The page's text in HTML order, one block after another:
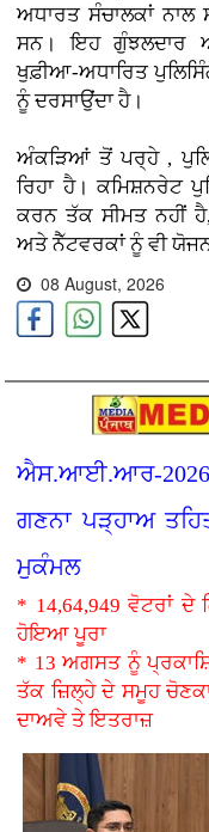
ਅਧਾਰਤ ਸੰਚਾਲਕਾਂ ਨਾਲ
ਸਨ। ਇਹ ਗੁੰਝਲਦਾਰ
ਖੁਫ਼ੀਆ-ਅਧਾਰਿਤ
ਨੂੰ ਦਰਸਾਉਂਦਾ ਹੈ।
ਅੰਕੜਿਆਂ ਤੋਂ ਪਰ੍ਹੇ ,
ਰਿਹਾ ਹੈ। ਕਮਿਸ਼ਨਰੇਟ
ਕਰਨ ਤੱਕ ਸੀਮਤ ਨਹੀਂ
ਅਤੇ ਨੈੱਟਵਰਕਾਂ ਨੂੰ ਵੀ
08 August, 2026
ਐਸ.ਆਈ.ਆਰ-
ਗਣਨਾ ਪੜ੍ਹਾਅ
ਮੁਕੰਮਲ
* 14,64,949 ਵੋਟਰਾਂ ਦੇ
ਹੋਇਆ ਪੂਰਾ
* 13 ਅਗਸਤ ਨੂੰ
ਤੱਕ ਜ਼ਿਲ੍ਹੇ ਦੇ ਸਮੂਹ
ਦਾਅਵੇ ਤੇ ਇਤਰਾਜ਼